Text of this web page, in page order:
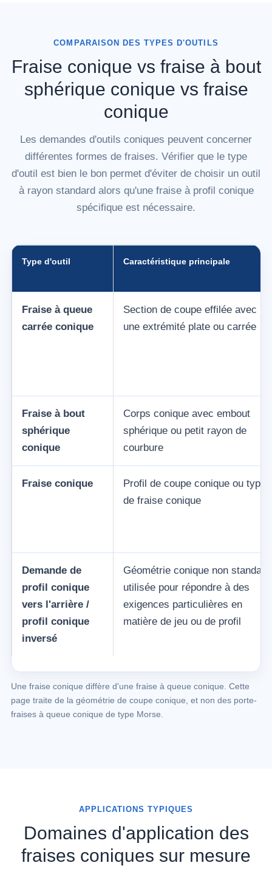
COMPARAISON DES TYPES D'OUTILS
Fraise conique vs fraise à bout
sphérique conique vs fraise
conique
Les demandes d'outils coniques peuvent concerner
différentes formes de fraises. Vérifier que le type
d'outil est bien le bon permet d'éviter de choisir un outil
à rayon standard alors qu'une fraise à profil conique
spécifique est nécessaire.
Type d'outil Caractéristique principale
Fraise à queue
carrée conique
Section de coupe effilée avec
une extrémité plate ou carrée
Fraise à bout
sphérique
conique
Corps conique avec embout
sphérique ou petit rayon de
courbure
Fraise conique
Profil de coupe conique ou type
de fraise conique
Demande de
profil conique
vers l'arrière /
profil conique
inversé
Géométrie conique non standard
utilisée pour répondre à des
exigences particulières en
matière de jeu ou de profil
Une fraise conique diffère d'une fraise à queue conique. Cette
page traite de la géométrie de coupe conique, et non des porte-
fraises à queue conique de type Morse.
APPLICATIONS TYPIQUES
Domaines d'application des
fraises coniques sur mesure